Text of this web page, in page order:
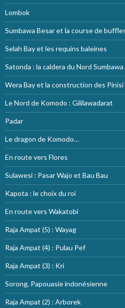
Lombok
Sumbawa Besar et la course de
Selah Bay et les requins baleines
Satonda : la caldera du Nord Sumbawa
Wera Bay et la construction des Pinisi
Le Nord de Komodo : Gililawadarat
Padar
Le dragon de Komodo…
En route vers Flores
Sulawesi : Pasar Wajo et Bau Bau
Kapota : le choix du roi
En route vers Wakatobi
Raja Ampat (5) : Wayag
Raja Ampat (4) : Pulau Pef
Raja Ampat (3) : Kri
Sorong, Papouasie indonésienne
Raja Ampat (2) : Arborek